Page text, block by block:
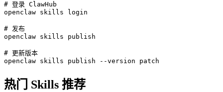
# 登录 ClawHub
openclaw skills login
# 发布
openclaw skills publish
# 更新版本
openclaw skills publish --version patch
热门 Skills 推荐